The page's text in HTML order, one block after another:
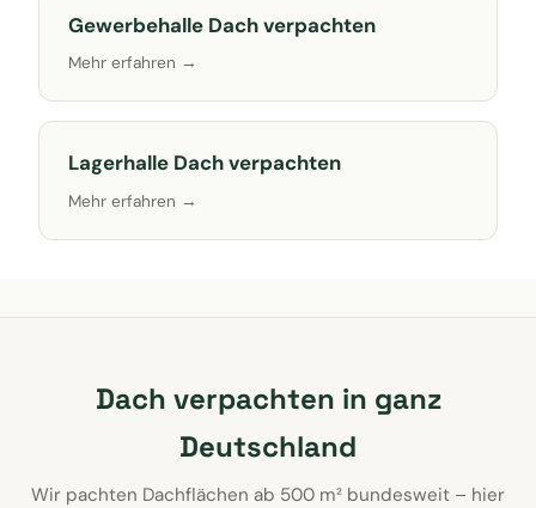
Gewerbehalle Dach verpachten
Mehr erfahren →
Lagerhalle Dach verpachten
Mehr erfahren →
Dach verpachten in ganz
Deutschland
Wir pachten Dachflächen ab 500 m² bundesweit – hier